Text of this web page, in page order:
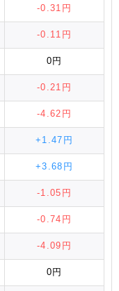
-0.31円
-0.11円
0円
-0.21円
-4.62円
+1.47円
+3.68円
-1.05円
-0.74円
-4.09円
0円